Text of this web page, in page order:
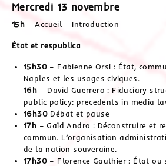
Mercredi 13 novembre
15h – Accueil – Introduction
État et respublica
15h30 – Fabienne Orsi : État,
Naples et les usages civiques.
16h – David Guerrero : Fiduciary
public policy: precedents in media
16h30 Débat et pause
17h – Gaïd Andro : Déconstruire et
commun. L’organisation
de la nation souveraine.
17h30 – Florence Gauthier : État ou